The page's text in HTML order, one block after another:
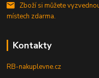
Zboží si můžete
místech zdarma.
Kontakty
RB-nakuplevne.cz